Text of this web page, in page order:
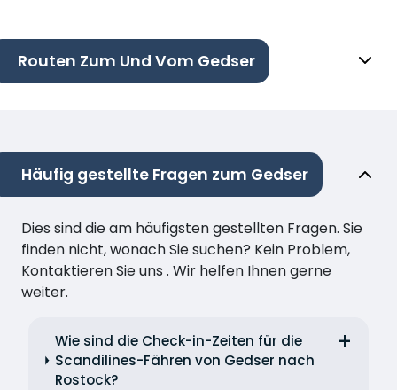
Routen Zum Und Vom Gedser
Häufig gestellte Fragen zum Gedser
Dies sind die am häufigsten gestellten Fragen. Sie
finden nicht, wonach Sie suchen? Kein Problem,
Kontaktieren Sie uns . Wir helfen Ihnen gerne
weiter.
Wie sind die Check-in-Zeiten für die
Scandilines-Fähren von Gedser nach
Rostock?